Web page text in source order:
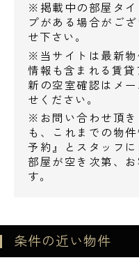
●ホームセンター
ホームセンターコ
470m
●飲食店
マクドナルド箱崎
すし三崎丸箱崎タ
カフェ・ド・クリ
深川一丁目保育園・
さわやか保育園・
※掲載中の部屋タイ
プがある場合がご
せ下さい。
※当サイトは最新
情報も含まれる賃
新の空室確認はメ
せください。
※お問い合わせ頂き
も、これまでの物
予約』とスタッフ
部屋が空き次第、
す。
条件の近い物件
電話でお問い合わ
営業時間 10：00～